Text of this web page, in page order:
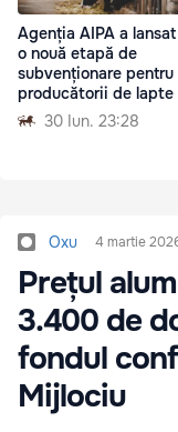
Agenția AIPA a lansat
o nouă etapă de
subvenționare pentru
producătorii de lapte
30 Iun. 23:28
Oxu 4 martie
Prețul
3.400 de
fondul
Mijlociu